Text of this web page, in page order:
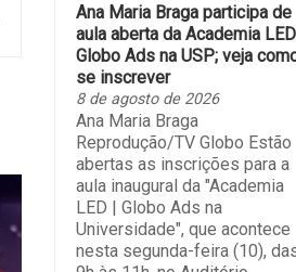
Ana Maria Braga participa de
aula aberta da Academia
Globo Ads na USP; veja
se inscrever
8 de agosto de 2026
Ana Maria Braga
Reprodução/TV Globo Estão
abertas as inscrições para a
aula inaugural da "Academia
LED | Globo Ads na
Universidade", que acontece
nesta segunda-feira (10),